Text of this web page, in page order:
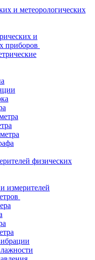
и метеорологических
и
приборов
физических
измерителей